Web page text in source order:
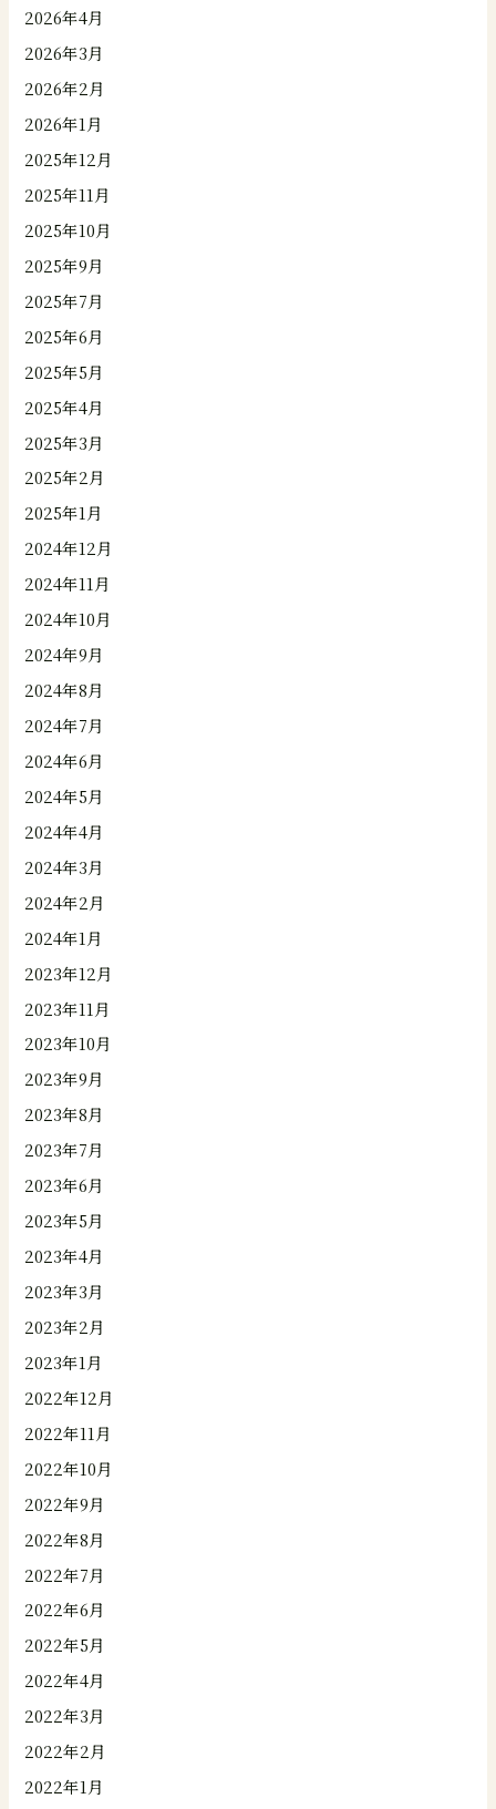
2026年4月
2026年3月
2026年2月
2026年1月
2025年12月
2025年11月
2025年10月
2025年9月
2025年7月
2025年6月
2025年5月
2025年4月
2025年3月
2025年2月
2025年1月
2024年12月
2024年11月
2024年10月
2024年9月
2024年8月
2024年7月
2024年6月
2024年5月
2024年4月
2024年3月
2024年2月
2024年1月
2023年12月
2023年11月
2023年10月
2023年9月
2023年8月
2023年7月
2023年6月
2023年5月
2023年4月
2023年3月
2023年2月
2023年1月
2022年12月
2022年11月
2022年10月
2022年9月
2022年8月
2022年7月
2022年6月
2022年5月
2022年4月
2022年3月
2022年2月
2022年1月